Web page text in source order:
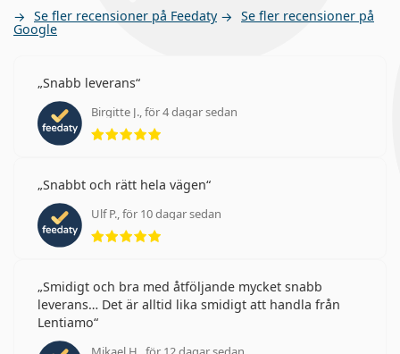
Se fler recensioner på Feedaty Se fler recensioner på
Google
Snabb leverans
Birgitte J., för 4 dagar sedan
Betyg 5 av 5
Snabbt och rätt hela vägen
Ulf P., för 10 dagar sedan
Betyg 5 av 5
Smidigt och bra med åtföljande mycket snabb
leverans… Det är alltid lika smidigt att handla från
Lentiamo